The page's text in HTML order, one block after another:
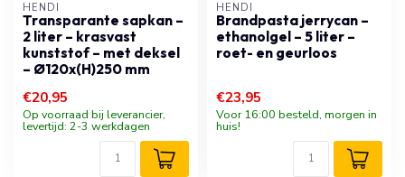
HENDI
Transparante sapkan –
2 liter – krasvast
kunststof – met deksel
– Ø120x(H)250 mm
€20,95
Op voorraad bij leverancier,
levertijd: 2-3 werkdagen
HENDI
Brandpasta jerrycan –
ethanolgel – 5 liter –
roet- en geurloos
€23,95
Voor 16:00 besteld, morgen in
huis!